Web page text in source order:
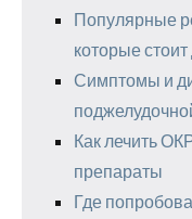
Популярные
которые
Симптомы и
Как лечить
препараты
Где